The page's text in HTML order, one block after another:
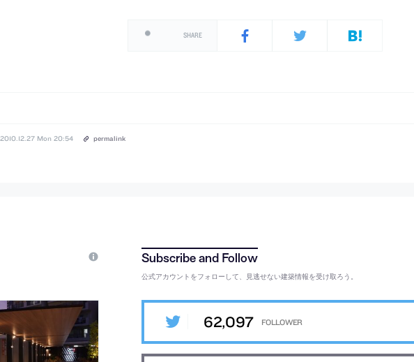
SHARE
2010.12.27 Mon 20:54 permalink
公式アカウントをフォローして、見逃せない建築情報を受け取ろう。
62,097